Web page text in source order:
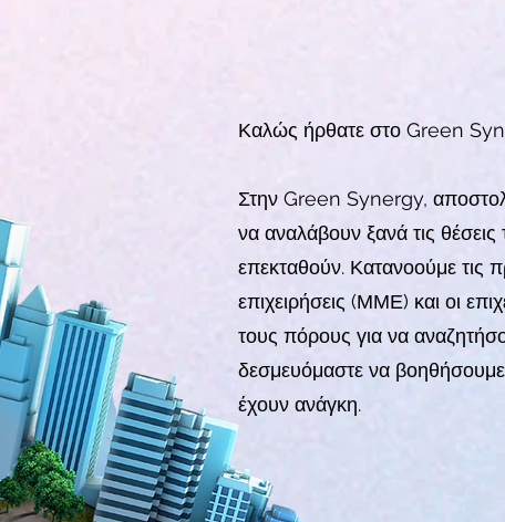
Καλώς ήρθατε στο Green
Στην Green Synergy,
να αναλάβουν ξανά τις
επεκταθούν. Κατανοούμε τις
επιχειρήσεις (ΜΜΕ) και οι
τους πόρους για να
δεσμευόμαστε να βοηθήσουμε
έχουν ανάγκη.